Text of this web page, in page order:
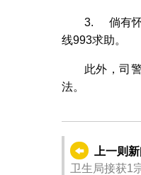
3. 倘有怀
线993求助。
此外，司
法。
上一则
卫生局接获1